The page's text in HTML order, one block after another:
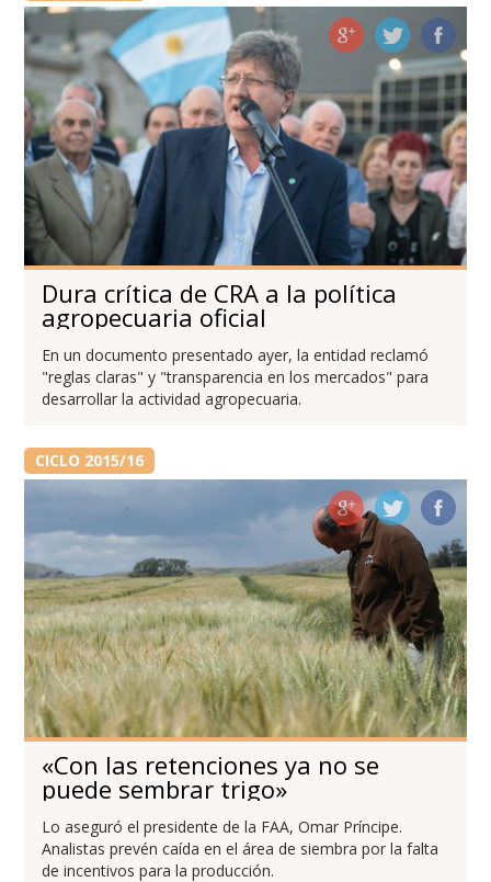
Dura crítica de CRA a la política
agropecuaria oficial
En un documento presentado ayer, la entidad reclamó
"reglas claras" y "transparencia en los mercados" para
desarrollar la actividad agropecuaria.
CICLO 2015/16
«Con las retenciones ya no se
puede sembrar trigo»
Lo aseguró el presidente de la FAA, Omar Príncipe.
Analistas prevén caída en el área de siembra por la falta
de incentivos para la producción.